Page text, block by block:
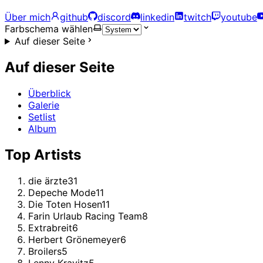
Über mich
github discord linkedin twitch youtube
Farbschema wählen
Auf dieser Seite
Auf dieser Seite
Überblick
Galerie
Setlist
Album
Top Artists
die ärzte31
Depeche Mode11
Die Toten Hosen11
Farin Urlaub Racing Team8
Extrabreit6
Herbert Grönemeyer6
Broilers5